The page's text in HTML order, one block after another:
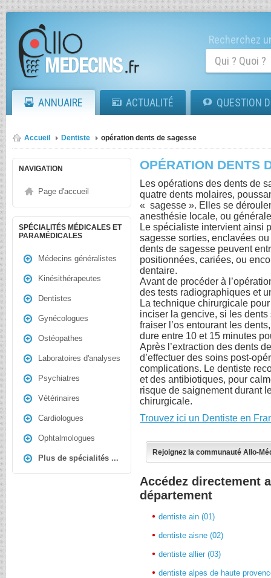
Recherchez
ANNUAIRE ACTUALITÉ QUESTION
Accueil Dentiste opération dents de sagesse
NAVIGATION
Page d'accueil
SPÉCIALITÉS MÉDICALES ET
PARAMÉDICALES
Médecins généralistes
Kinésithérapeutes
Dentistes
Gynécologues
Ostéopathes
Laboratoires d'analyses
Psychiatres
Vétérinaires
Cardiologues
Ophtalmologues
Plus de spécialités ...
OPÉRATION DENTS
Les opérations des dents de
quatre dents molaires,
« sagesse ». Elles se
anesthésie locale, ou
Le spécialiste intervient ainsi
sagesse sorties, enclavées
dents de sagesse peuvent
positionnées, cariées, ou
dentaire.
Avant de procéder à
des tests radiographiques et
La technique chirurgicale
inciser la gencive, si les
fraiser l’os entourant les
dure entre 10 et 15 minutes
Après l’extraction des dents
d’effectuer des soins post-
complications. Le dentiste
et des antibiotiques, pour
risque de saignement durant
chirurgicale.
Trouvez ici un Dentiste en
Rejoignez la communauté Allo-
Accédez directement
département
dentiste ain (01)
dentiste aisne (02)
dentiste allier (03)
dentiste alpes de haute